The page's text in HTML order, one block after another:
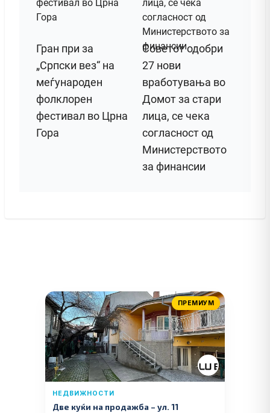
Гран при за
„Српски вез“ на
меѓународен
фолклорен
фестивал во Црна
Гора
Советот одобри
27 нови
вработувања во
Домот за стари
лица, се чека
согласност од
Министерството
за финансии
ПРЕМИУМ
НЕДВИЖНОСТИ
Две куќи на продажба – ул. 11